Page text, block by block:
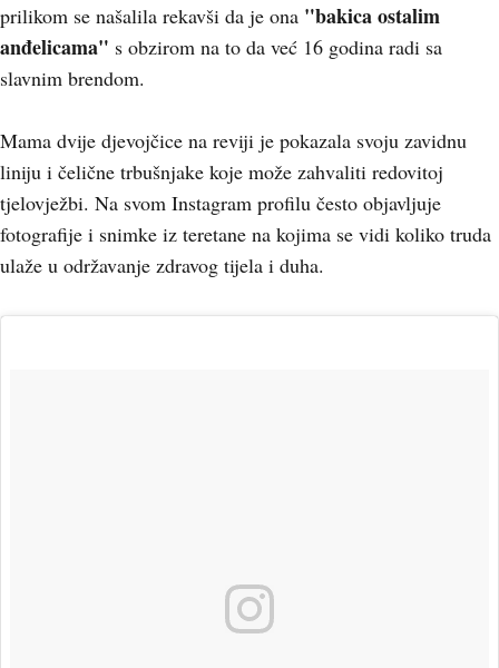
prilikom se našalila rekavši da je ona "bakica ostalim
anđelicama" s obzirom na to da već 16 godina radi sa
slavnim brendom.
Mama dvije djevojčice na reviji je pokazala svoju zavidnu
liniju i čelične trbušnjake koje može zahvaliti redovitoj
tjelovježbi. Na svom Instagram profilu često objavljuje
fotografije i snimke iz teretane na kojima se vidi koliko truda
ulaže u održavanje zdravog tijela i duha.